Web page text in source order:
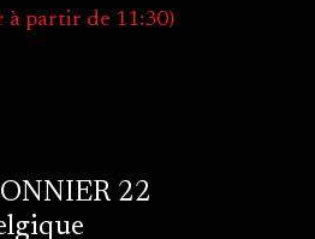
partir de 11:30)
22